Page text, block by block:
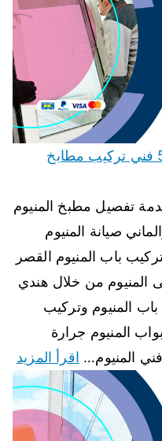
فني المنيوم القصر 52227343 فني تركيب مطابخ
تفصيل مطبخ المنيوم
صيانة المنيوم
باب المنيوم القصر
المنيوم من خلال هندي
المنيوم وتركيب
المنيوم جرارة
المنيوم… اقرأ المزيد